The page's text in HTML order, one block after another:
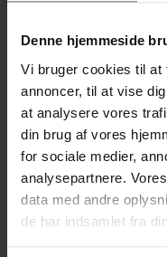
Denne hjemmeside
Vi bruger cookies til at
annoncer, til at vise
at analysere vores
din brug af vores
for sociale medier,
analysepartnere.
data med andre
de har indsamlet fra
fx banko, aktivitetsdag
– vi har aktiviteter på
fødselsdag,
spilleaftener med
– Logen arrangerer
deltage.
– vi holder fast i
fakkeloptog.